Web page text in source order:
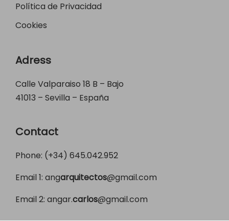
Política de Privacidad
Cookies
Adress
Calle Valparaiso 18 B – Bajo
41013 – Sevilla – España
Contact
Phone: (+34) 645.042.952
Email 1: angarquitectos@gmail.com
Email 2: angar.carlos@gmail.com